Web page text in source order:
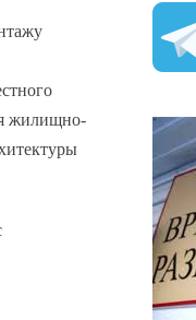
жилищно-